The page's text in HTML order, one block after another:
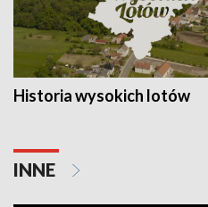
Historia wysokich lotów
INNE